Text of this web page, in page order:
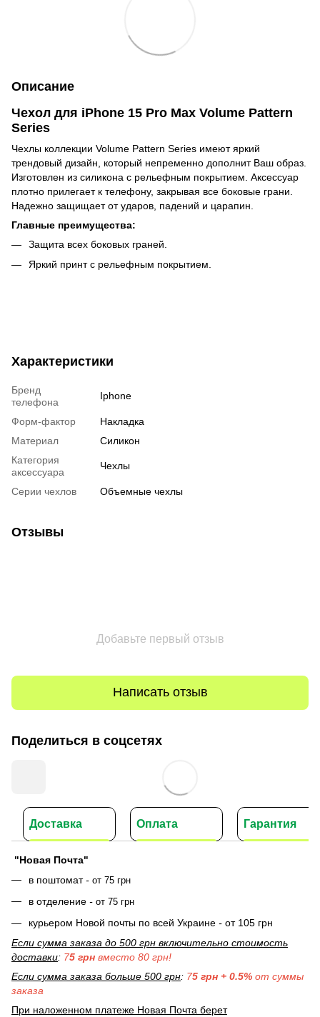
Описание
Чехол для iPhone 15 Pro Max Volume Pattern
Series
Чехлы коллекции Volume Pattern Series имеют яркий
трендовый дизайн, который непременно дополнит Ваш образ.
Изготовлен из силикона с рельефным покрытием. Аксессуар
плотно прилегает к телефону, закрывая все боковые грани.
Надежно защищает от ударов, падений и царапин.
Главные преимущества:
Защита всех боковых граней.
Яркий принт с рельефным покрытием.
Характеристики
Бренд
телефона
Iphone
Форм-фактор
Накладка
Материал
Силикон
Категория
аксессуара
Чехлы
Серии чехлов Объемные чехлы
Отзывы
Добавьте первый отзыв
Написать отзыв
Поделиться в соцсетях
Доставка Оплата Гарантия
"Новая Почта"
в поштомат- от 75 грн
в отделение - от 75 грн
курьером Новой почты по всей Украине - от 105 грн
Если сумма заказа до 500 грн включительно стоимость
доставки: 75 грн вместо 80 грн!
Если сумма заказа больше 500 грн: 75 грн + 0.5% от суммы
заказа
При наложенном платеже Новая Почта берет